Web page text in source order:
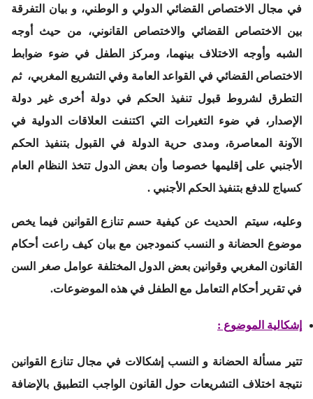
في مجال الاختصاص القضائي الدولي و الوطني، و بيان التفرقة
بين الاختصاص القضائي والاختصاص القانوني، من حيث أوجه
الشبه وأوجه الاختلاف بينهما، ومركز الطفل في ضوء ضوابط
الاختصاص القضائي في القواعد العامة وفي التشريع المغربي، ثم
التطرق لشروط قبول تنفيذ الحكم في دولة أخرى غير دولة
الإصدار، في ضوء التغيرات التي اكتنفت العلاقات الدولية في
الآونة المعاصرة، ومدى حرية الدولة في القبول بتنفيذ الحكم
الأجنبي على إقليمها خصوصا وأن بعض الدول تتخذ النظام العام
كسياج للدفع بتنفيذ الحكم الأجنبي .
وعليه، سيتم الحديث عن كيفية حسم تنازع القوانين فيما يخص
موضوع الحضانة و النسب كنمودجين مع بيان كيف راعت أحكام
القانون المغربي وقوانين بعض الدول المختلفة عوامل صغر السن
في تقرير أحكام التعامل مع الطفل في هذه الموضوعات.
إشكالية الموضوع :
تتير مسألة الحضانة و النسب إشكالات في مجال تنازع القوانين
نتيجة اختلاف التشريعات حول القانون الواجب التطبيق بالإضافة